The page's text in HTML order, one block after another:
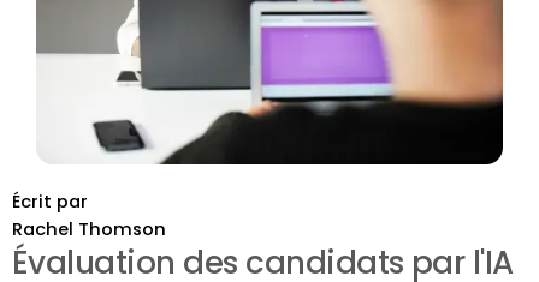
Écrit par
Rachel Thomson
Évaluation des candidats par l'IA